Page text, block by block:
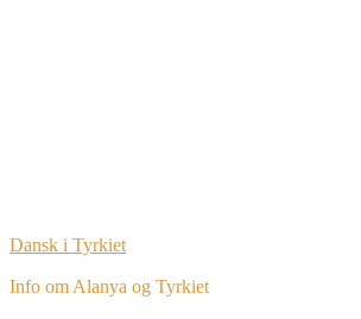
Dansk i Tyrkiet
Info om Alanya og Tyrkiet